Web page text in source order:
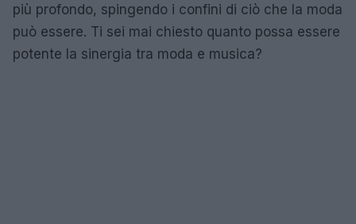
più profondo, spingendo i confini di ciò che la moda
può essere. Ti sei mai chiesto quanto possa essere
potente la sinergia tra moda e musica?